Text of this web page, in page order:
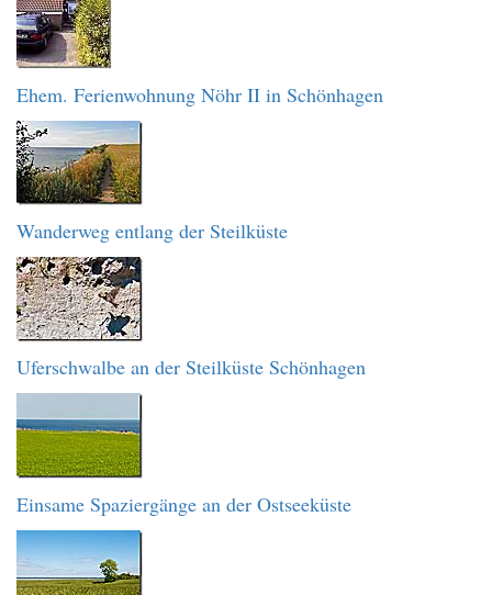
Ehem. Ferienwohnung Nöhr II in Schönhagen
Wanderweg entlang der Steilküste
Uferschwalbe an der Steilküste Schönhagen
Einsame Spaziergänge an der Ostseeküste